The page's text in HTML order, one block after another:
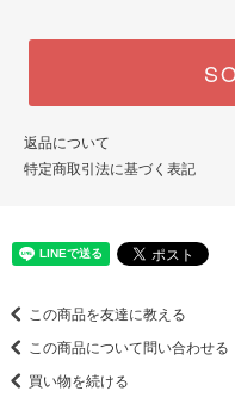
返品について
特定商取引法に基づく表記
この商品を友達に教える
この商品について問い合わせる
買い物を続ける